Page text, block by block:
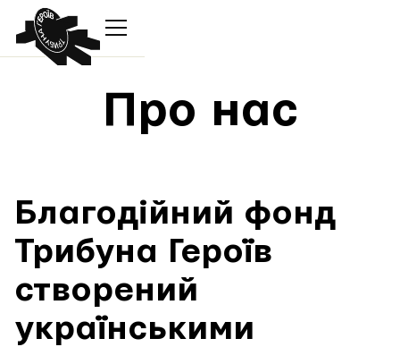
Про нас
Благодійний фонд
Трибуна Героїв
створений
українськими